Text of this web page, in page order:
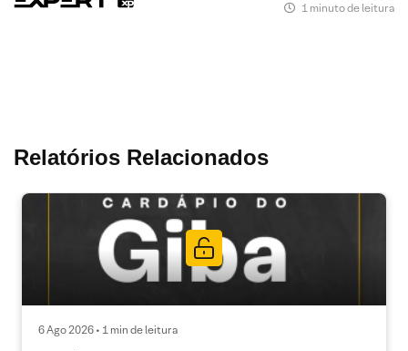
1 minuto de leitura
Relatórios Relacionados
6 Ago 2026 • 1 min de leitura